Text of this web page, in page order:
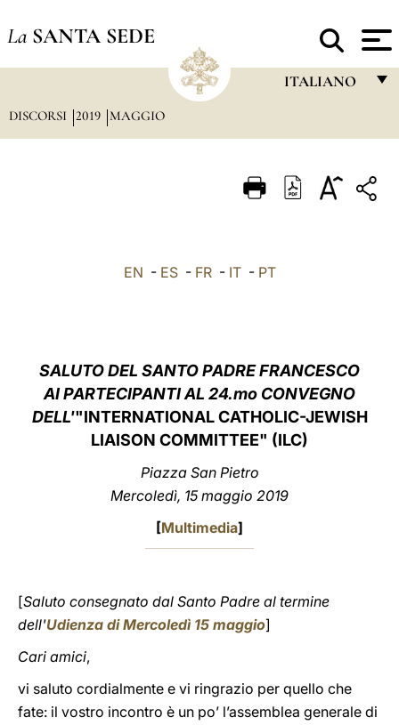
La SANTA SEDE
ITALIANO
ITALIANO
中文
LATINE
DISCORSI 2019 MAGGIO
EN - ES- FR- IT- PT
SALUTO DEL SANTO PADRE FRANCESCO
AI PARTECIPANTI AL 24.mo CONVEGNO
DELL'"INTERNATIONAL CATHOLIC-JEWISH
LIAISON COMMITTEE" (ILC)
Piazza San Pietro
Mercoledì, 15 maggio 2019
[Multimedia]
[Saluto consegnato dal Santo Padre al termine
dell'Udienza di Mercoledì 15 maggio]
Cari amici,
vi saluto cordialmente e vi ringrazio per quello che
fate: il vostro incontro è un po’ l’assemblea generale di